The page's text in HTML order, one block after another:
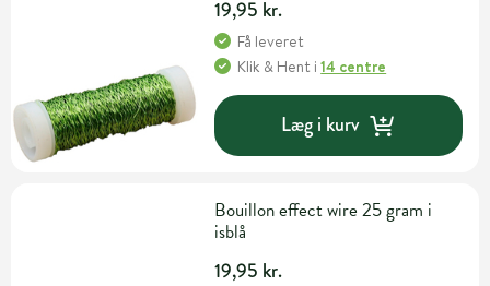
19,95 kr.
Få leveret
Klik & Hent i14 centre
Læg i kurv
Bouillon effect wire 25 gram i
isblå
19,95 kr.